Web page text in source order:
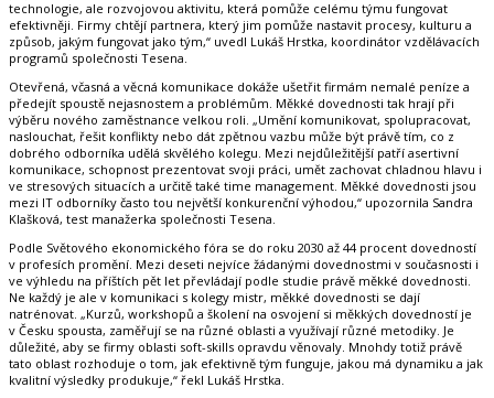
technologie, ale rozvojovou aktivitu, která pomůže celému týmu fungovat
efektivněji. Firmy chtějí partnera, který jim pomůže nastavit procesy, kulturu a
způsob, jakým fungovat jako tým,“ uvedl Lukáš Hrstka, koordinátor vzdělávacích
programů společnosti Tesena.
Otevřená, včasná a věcná komunikace dokáže ušetřit firmám nemalé peníze a
předejít spoustě nejasnostem a problémům. Měkké dovednosti tak hrají při
výběru nového zaměstnance velkou roli. „Umění komunikovat, spolupracovat,
naslouchat, řešit konflikty nebo dát zpětnou vazbu může být právě tím, co z
dobrého odborníka udělá skvělého kolegu. Mezi nejdůležitější patří asertivní
komunikace, schopnost prezentovat svoji práci, umět zachovat chladnou hlavu i
ve stresových situacích a určitě také time management. Měkké dovednosti jsou
mezi IT odborníky často tou největší konkurenční výhodou,“ upozornila Sandra
Klašková, test manažerka společnosti Tesena.
Podle Světového ekonomického fóra se do roku 2030 až 44 procent dovedností
v profesích promění. Mezi deseti nejvíce žádanými dovednostmi v současnosti i
ve výhledu na příštích pět let převládají podle studie právě měkké dovednosti.
Ne každý je ale v komunikaci s kolegy mistr, měkké dovednosti se dají
natrénovat. „Kurzů, workshopů a školení na osvojení si měkkých dovedností je
v Česku spousta, zaměřují se na různé oblasti a využívají různé metodiky. Je
důležité, aby se firmy oblasti soft-skills opravdu věnovaly. Mnohdy totiž právě
tato oblast rozhoduje o tom, jak efektivně tým funguje, jakou má dynamiku a jak
kvalitní výsledky produkuje,“ řekl Lukáš Hrstka.